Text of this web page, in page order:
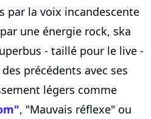
par la voix incandescente
une énergie rock, ska
- taillé pour le live -
précédents avec ses
légers comme
, "Mauvais réflexe" ou